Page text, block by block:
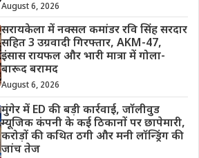
August 6, 2026
सरायकेला में नक्सल कमांडर रवि सिंह सरदार
सहित 3 उग्रवादी गिरफ्तार, AKM-47,
इंसास रायफल और भारी मात्रा में गोला-
बारूद बरामद
August 6, 2026
मुंगेर में ED की बड़ी कार्रवाई, जॉलीवुड
म्यूजिक कंपनी के कई ठिकानों पर छापेमारी,
करोड़ों की कथित ठगी और मनी लॉन्ड्रिंग की
जांच तेज